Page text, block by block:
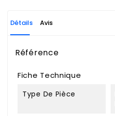
Détails Avis
Référence
Fiche Technique
Type De Pièce